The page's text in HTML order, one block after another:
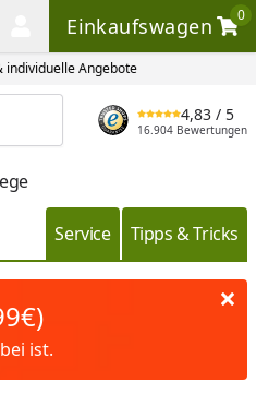
individuelle Angebote
Einkaufswagen
0
Einkaufswagen
Produkt suchen
4,83 / 5
16.904 Bewertungen
Service Tipps & Tricks
ist.